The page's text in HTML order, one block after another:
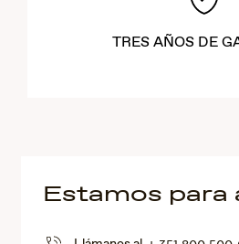
TRES AÑOS DE
Estamos para